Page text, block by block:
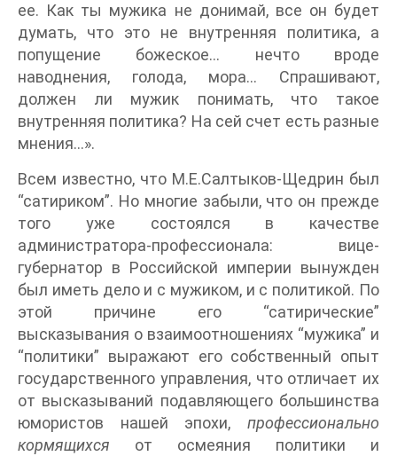
ее. Как ты мужика не донимай, все он будет
думать, что это не внутренняя политика, а
попущение божеское… нечто вроде
наводнения, голода, мора… Спрашивают,
должен ли мужик понимать, что такое
внутренняя политика? На сей счет есть разные
мнения…».
Всем известно, что М.Е.Салтыков-Щедрин был
“сатириком”. Но многие забыли, что он прежде
того уже состоялся в качестве
администратора-профессионала: вице-
губернатор в Российской империи вынужден
был иметь дело и с мужиком, и с политикой. По
этой причине его “сатирические”
высказывания о взаимоотношениях “мужика” и
“политики” выражают его собственный опыт
государственного управления, что отличает их
от высказываний подавляющего большинства
юмористов нашей эпохи, профессионально
кормящихся от осмеяния политики и